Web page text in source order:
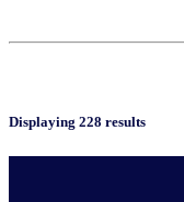
Displaying 228 results